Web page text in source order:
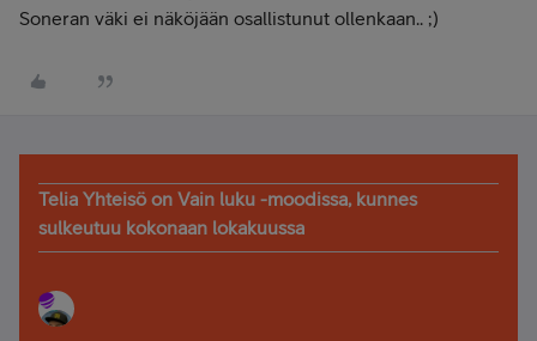
Soneran väki ei näköjään osallistunut ollenkaan.. ;)
Telia Yhteisö on Vain luku -moodissa, kunnes
sulkeutuu kokonaan lokakuussa